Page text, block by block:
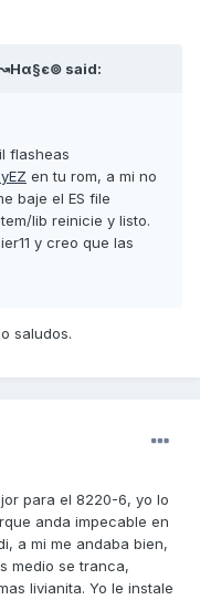
said:
flasheas
en tu rom, a mi no
baje el ES file
lib reinicie y listo.
y creo que las
saludos.
para el 8220-6, yo lo
anda impecable en
a mi me andaba bien,
medio se tranca,
livianita. Yo le instale